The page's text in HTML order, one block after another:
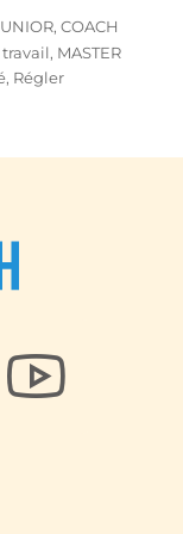
,COACH
travail, MASTER
, Régler